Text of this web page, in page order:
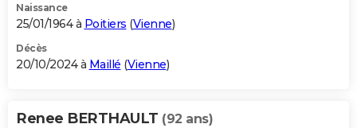
Naissance
25/01/1964 à Poitiers (Vienne)
Décès
20/10/2024 à Maillé (Vienne)
Renee BERTHAULT (92 ans)